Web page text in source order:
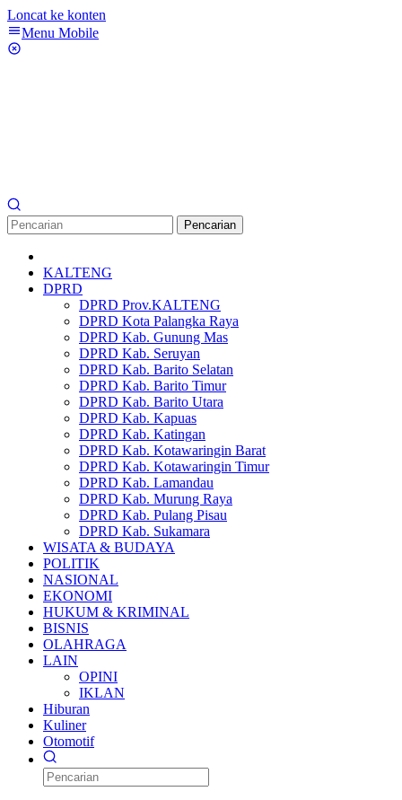
Loncat ke konten
Menu Mobile
Pencarian
KALTENG
DPRD
DPRD Prov.KALTENG
DPRD Kota Palangka Raya
DPRD Kab. Gunung Mas
DPRD Kab. Seruyan
DPRD Kab. Barito Selatan
DPRD Kab. Barito Timur
DPRD Kab. Barito Utara
DPRD Kab. Kapuas
DPRD Kab. Katingan
DPRD Kab. Kotawaringin Barat
DPRD Kab. Kotawaringin Timur
DPRD Kab. Lamandau
DPRD Kab. Murung Raya
DPRD Kab. Pulang Pisau
DPRD Kab. Sukamara
WISATA & BUDAYA
POLITIK
NASIONAL
EKONOMI
HUKUM & KRIMINAL
BISNIS
OLAHRAGA
LAIN
OPINI
IKLAN
Hiburan
Kuliner
Otomotif